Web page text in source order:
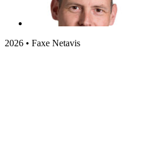
2026 • Faxe Netavis